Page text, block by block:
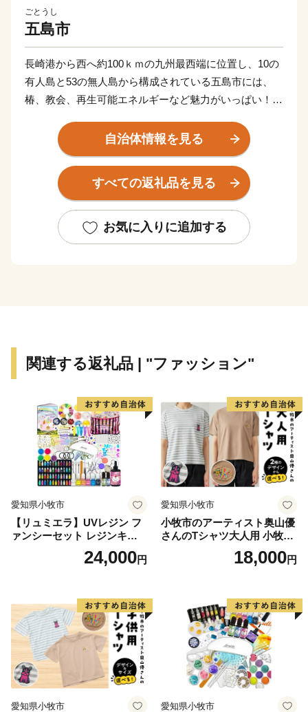
ごとうし
五島市
長崎港から西へ約100ｋｍの九州最西端に位置し、10の
有人島と53の無人島から構成されている五島市には、
椿、教会、再生可能エネルギーなど魅力がいっぱい！
礼品をお届けします。
平成３０年７月には「長崎と天草地方の潜伏キリシタン
関連遺産」が世界遺産に登録されました。 五島市には
「久賀島の集落」と「奈留の江上集落」の２つの構成資
厳しい禁教期を生き抜いた信徒を見守ってきた教会が、
今でも静かに佇んでいます。
自治体情報を見る
すべての返礼品を見る
お気に入りに追加する
関連する返礼品 | "ファッション"
愛知県小牧市
【リュミエラ】UVレジン フ
ァンシーセット レジンキッ
ト ハンドメイド レジンクラ
フト アクセサリーキット 手
24,000円
愛知県小牧市
小牧市のアーティスト奥山優
さんのTシャツ大人用 小牧市
18,000円
愛知県小牧市 愛知県小牧市